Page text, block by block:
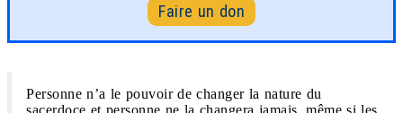
Faire un don
Personne n’a le pouvoir de changer la nature du
sacerdoce et personne ne la changera jamais, même si les